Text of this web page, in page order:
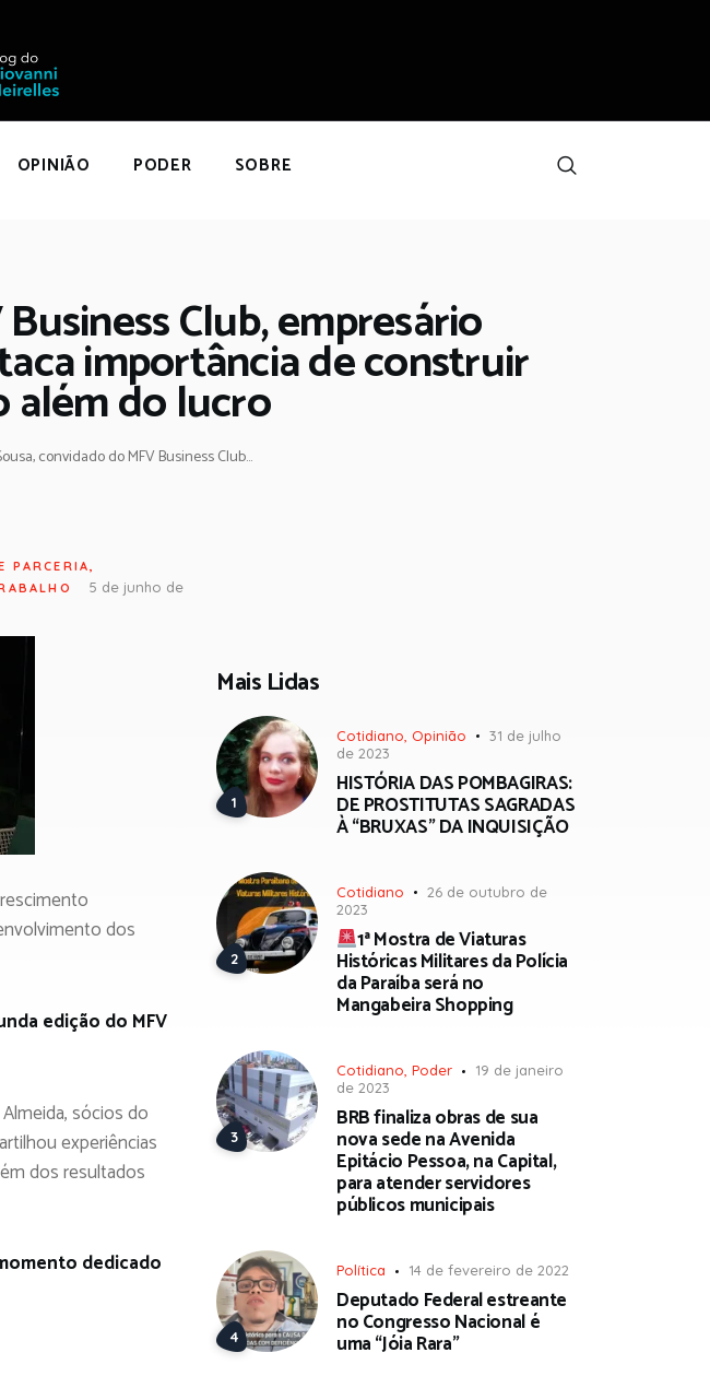
OPINIÃO PODER SOBRE
Club, empresário
importância de construir
além do lucro
convidado do MFV Business Club...
PARCERIA,
5 de junho de
dos
edição do MFV
sócios do
experiências
dos resultados
dedicado
Mais Lidas
Cotidiano Opinião
31 de julho
de 2023
HISTÓRIA DAS POMBAGIRAS:
DE PROSTITUTAS SAGRADAS
À “BRUXAS” DA INQUISIÇÃO
Cotidiano
26 de outubro de
2023
1ª Mostra de Viaturas
Históricas Militares da Polícia
da Paraíba será no
Mangabeira Shopping
Cotidiano, Poder
19 de janeiro
de 2023
BRB finaliza obras de sua
nova sede na Avenida
Epitácio Pessoa, na Capital,
para atender servidores
públicos municipais
Política 14 de fevereiro de 2022
Deputado Federal estreante
no Congresso Nacional é
uma “Jóia Rara”